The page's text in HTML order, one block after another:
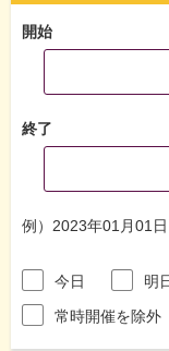
開始
終了
例）2023年01月01
今日 明
常時開催を除外